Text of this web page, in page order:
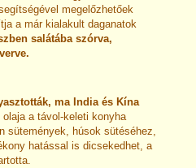
megelőzhetőek
a már kialakult daganatok
salátába szórva,
ma India és Kína
a távol-keleti konyha
sütemények, húsok sütéséhez,
hatással is dicsekedhet, a